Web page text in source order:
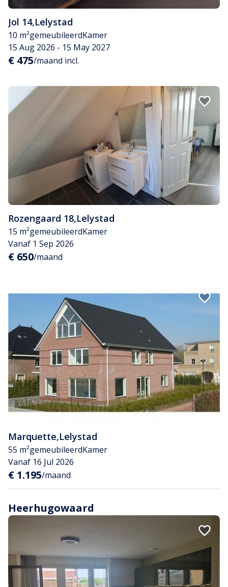
Jol 14,Lelystad
10 m²gemeubileerdKamer
15 Aug 2026 - 15 May 2027
€ 475/maand incl.
Rozengaard 18,Lelystad
15 m²gemeubileerdKamer
Vanaf 1 Sep 2026
€ 650/maand
Marquette,Lelystad
55 m²gemeubileerdKamer
Vanaf 16 Jul 2026
€ 1.195/maand
Heerhugowaard